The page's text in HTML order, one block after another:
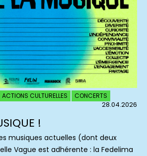
ACTIONS CULTURELLES
CONCERTS
28.04.2026
!
musiques actuelles (dont deux
Vague est adhérente : la Fedelima